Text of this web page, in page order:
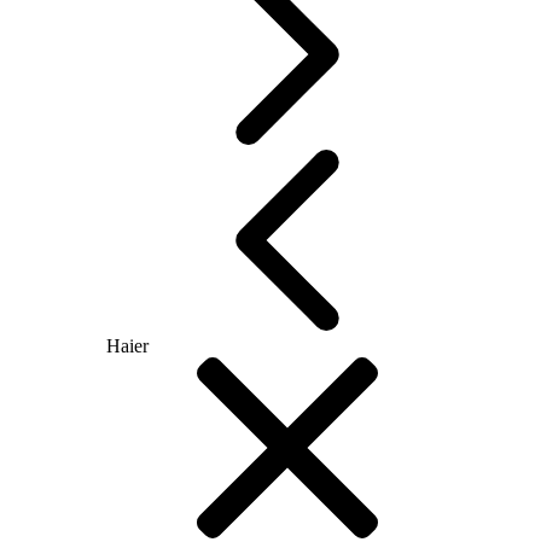
Haier